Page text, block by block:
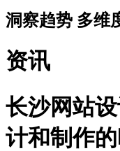
洞察趋势 多维
资讯
长沙网站
计和制作